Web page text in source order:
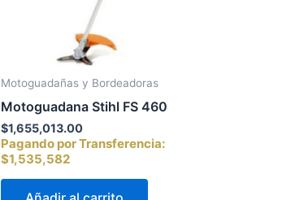
Motoguadañas y Bordeadoras
Motoguadana Stihl FS 460
$1,655,013.00
Pagando por Transferencia:
$1,535,582